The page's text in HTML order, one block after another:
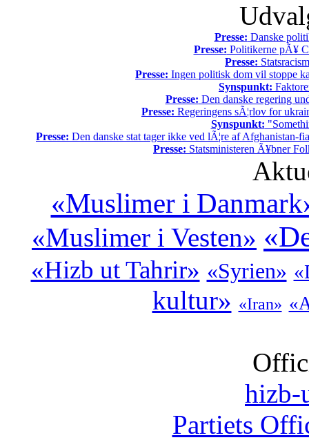
Presse: Danske
Presse: Politikerne pÃ¥
Presse:
Presse: Ingen politisk dom vil stoppe
Synspunkt:
Presse: Den danske regering
Presse: Regeringens sÃ¦rlov for
Synspunkt:
Presse: Den danske stat tager ikke ved lÃ¦re af Afghanistan-
Presse: Statsministeren Ã¥bner
«Muslimer i
«Muslimer i Vesten»
«Hizb ut Tahrir» «Syrien»
kultur» «Iran»
hizb-
Partiets